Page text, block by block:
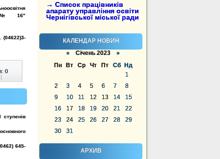
→ Список працівників
апарату управління освіти
Чернігівської міської ради
КАЛЕНДАР НОВИН
« Січень 2023 »
Пн
Вт Ср Чт Пт Сб
Нд
1
2
3 4 5 6 7
8
9
10 11 12 13 14
15
16
17 18 19 20 21
22
23
24 25 26 27 28
29
30
31
АРХИВ
№ 16"
(04622)3-
0
|
ступенів
основного
645-